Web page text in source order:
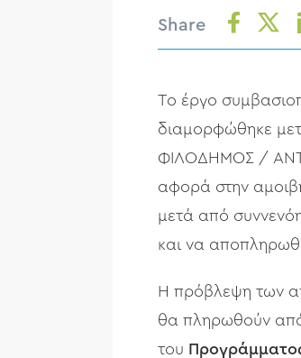
Share
Το έργο
διαμορφώθηκε
ΦΙΛΟΔΗΜΟΣ /
αφορά στην
μετά από
και να
Η πρόβλεψη των
θα πληρωθούν
του